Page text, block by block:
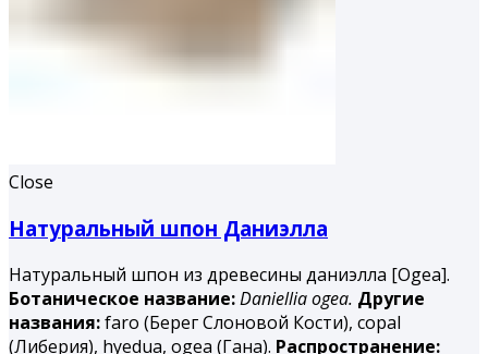
Close
Натуральный шпон Даниэлла
Натуральный шпон из древесины даниэлла [Ogea].
Ботаническое название:Daniellia ogea. Другие
названия:faro (Берег Слоновой Кости), copal
(Либерия), hyedua, ogea (Гана). Распространение: